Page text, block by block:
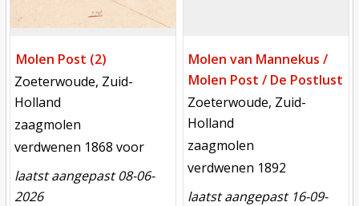
Molen Post (2)
locatie
Zoeterwoude, Zuid-
Holland
functie
zaagmolen
verdwenen
verdwenen 1868 voor
laatst aangepast 08-06-
2026
Molen van Mannekus /
Molen Post / De Postlust
locatie
Zoeterwoude, Zuid-
Holland
functie
zaagmolen
verdwenen
verdwenen 1892
laatst aangepast 16-09-